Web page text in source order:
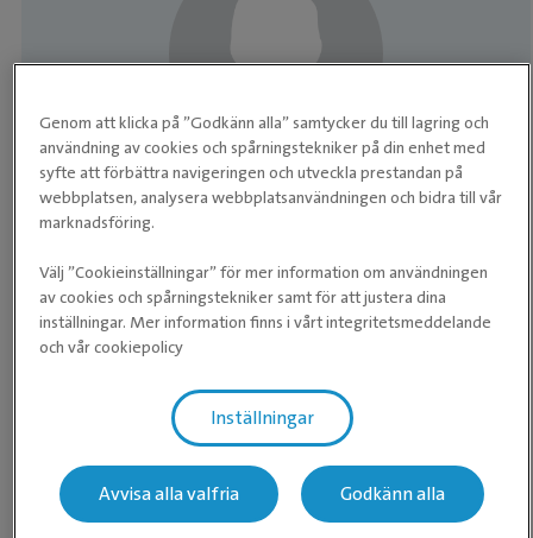
Anna
Våra medarbetare
Våra recensioner
Genom att klicka på ”Godkänn alla” samtycker du till lagring och
användning av cookies och spårningstekniker på din enhet med
syfte att förbättra navigeringen och utveckla prestandan på
webbplatsen, analysera webbplatsanvändningen och bidra till vår
marknadsföring.
Välj ”Cookieinställningar” för mer information om användningen
av cookies och spårningstekniker samt för att justera dina
inställningar. Mer information finns i vårt integritetsmeddelande
och vår cookiepolicy
Inställningar
Avvisa alla valfria Godkänn alla